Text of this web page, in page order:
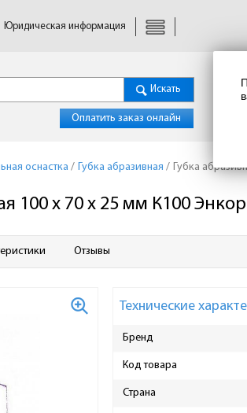
Юридическая информация
Искать
Оплатить заказ онлайн
оснастка / Губка абразивная / Губка
100 x 70 x 25 мм К100
Отзывы
Технические
Бренд
Код товара
Страна